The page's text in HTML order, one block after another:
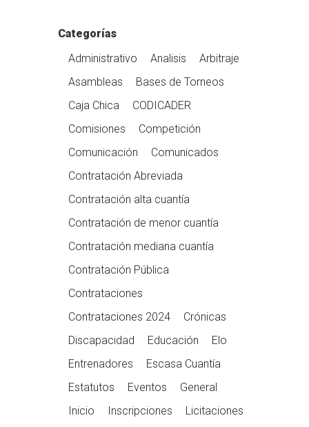
Categorías
Administrativo
Analisis
Arbitraje
Asambleas
Bases de Torneos
Caja Chica
CODICADER
Comisiones
Competición
Comunicación
Comunicados
Contratación Abreviada
Contratación alta cuantía
Contratación de menor cuantía
Contratación mediana cuantía
Contratación Pública
Contrataciones
Contrataciones 2024
Crónicas
Discapacidad
Educación
Elo
Entrenadores
Escasa Cuantía
Estatutos
Eventos
General
Inicio
Inscripciones
Licitaciones